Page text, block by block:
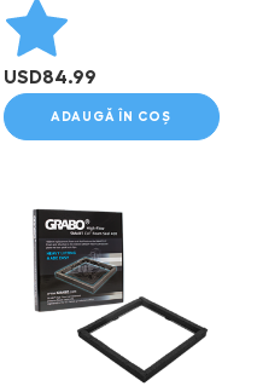
USD84.99
ADAUGĂ ÎN COȘ